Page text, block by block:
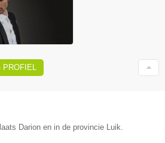
Darion en in de provincie Luik.